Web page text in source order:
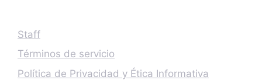
Staff
Términos de servicio
Política de Privacidad y Ética Informativa